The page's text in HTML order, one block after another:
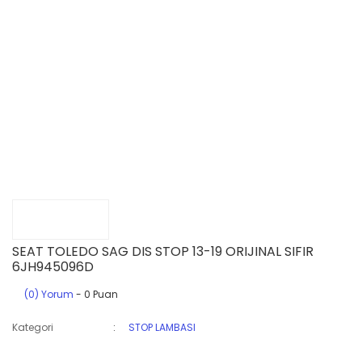
SEAT TOLEDO SAG DIS STOP 13-19 ORIJINAL SIFIR
6JH945096D
(0) Yorum - 0 Puan
Kategori
STOP LAMBASI